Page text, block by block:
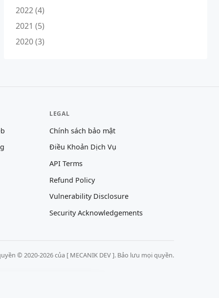
2022 (4)
2021 (5)
2020 (3)
LEGAL
Chính sách bảo mật
Điều Khoản Dịch Vụ
API Terms
Refund Policy
Vulnerability Disclosure
Security Acknowledgements
© 2020-2026 của [ MECANIK DEV ]. Bảo lưu mọi quyền.